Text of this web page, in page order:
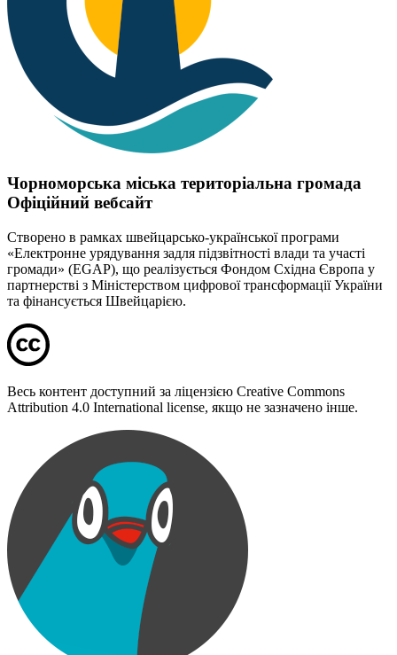
Чорноморська міська територіальна громада
Офіційний вебсайт
Створено в рамках швейцарсько-української програми
«Електронне урядування задля підзвітності влади та участі
громади» (EGAP), що реалізується Фондом Східна Європа у
партнерстві з Міністерством цифрової трансформації України
та фінансується Швейцарією.
Весь контент доступний за ліцензією Creative Commons
Attribution 4.0 International license, якщо не зазначено інше.